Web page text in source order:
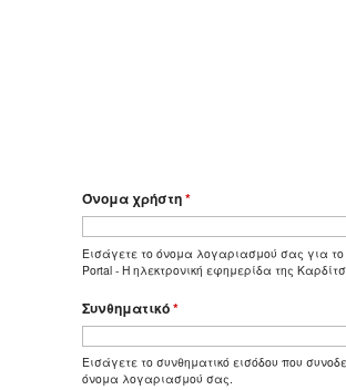
Όνομα χρήστη*
Εισάγετε το όνομα λογαριασμού σας για το
Portal - Η ηλεκτρονική εφημερίδα της
Συνθηματικό*
Εισάγετε το συνθηματικό εισόδου που
όνομα λογαριασμού σας.